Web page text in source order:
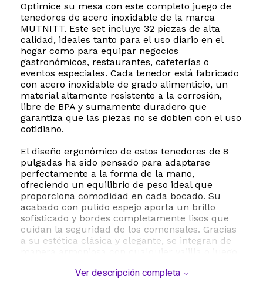
Optimice su mesa con este completo juego de
tenedores de acero inoxidable de la marca
MUTNITT. Este set incluye 32 piezas de alta
calidad, ideales tanto para el uso diario en el
hogar como para equipar negocios
gastronómicos, restaurantes, cafeterías o
eventos especiales. Cada tenedor está fabricado
con acero inoxidable de grado alimenticio, un
material altamente resistente a la corrosión,
libre de BPA y sumamente duradero que
garantiza que las piezas no se doblen con el uso
cotidiano.
El diseño ergonómico de estos tenedores de 8
pulgadas ha sido pensado para adaptarse
perfectamente a la forma de la mano,
ofreciendo un equilibrio de peso ideal que
proporciona comodidad en cada bocado. Su
acabado con pulido espejo aporta un brillo
sofisticado y bordes completamente lisos que
cuidan la seguridad de los comensales. Gracias
a su estética clásica y elegante, se integran de
Ver descripción completa